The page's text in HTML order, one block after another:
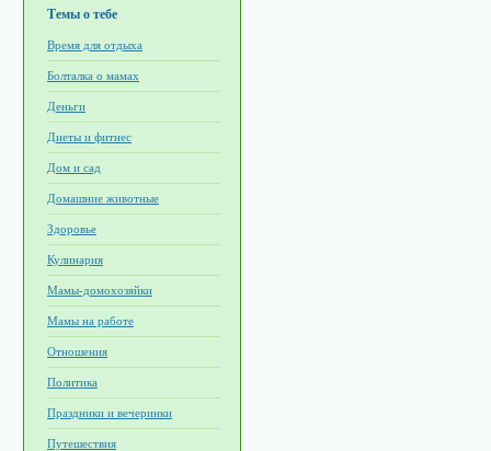
Темы о тебе
Время для отдыха
Болталка о мамах
Деньги
Диеты и фитнес
Дом и сад
Домашние животные
Здоровье
Кулинария
Мамы-домохозяйки
Мамы на работе
Отношения
Политика
Праздники и вечеринки
Путешествия